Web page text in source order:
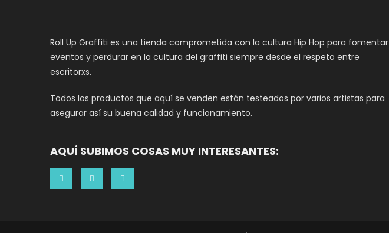
Roll Up Graffiti es una tienda comprometida con la cultura Hip Hop para fomentar
eventos y perdurar en la cultura del graffiti siempre desde el respeto entre
escritorxs.
Todos los productos que aquí se venden están testeados por varios artistas para
asegurar así su buena calidad y funcionamiento.
AQUÍ SUBIMOS COSAS MUY INTERESANTES: